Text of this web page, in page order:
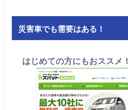
災害車でも需要はある！
はじめての方にもおススメ！